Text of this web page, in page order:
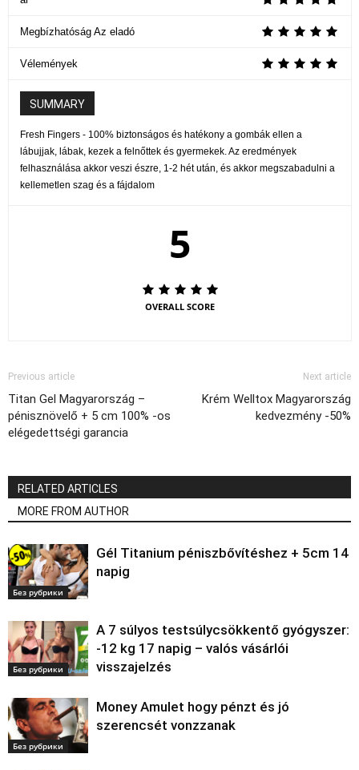
Megbízhatóság Az eladó
Vélemények
SUMMARY
Fresh Fingers - 100% biztonságos és hatékony a gombák ellen a
lábujjak, lábak, kezek a felnőttek és gyermekek. Az eredmények
felhasználása akkor veszi észre, 1-2 hét után, és akkor megszabadulni a
kellemetlen szag és a fájdalom
5
OVERALL SCORE
Previous article
Titan Gel Magyarország –
pénisznövelő + 5 cm 100% -os
elégedettségi garancia
Next article
Krém Welltox Magyarország
kedvezmény -50%
RELATED ARTICLES
MORE FROM AUTHOR
Без рубрики
Gél Titanium péniszbővítéshez + 5cm 14
napig
Без рубрики
A 7 súlyos testsúlycsökkentő gyógyszer:
-12 kg 17 napig – valós vásárlói
visszajelzés
Без рубрики
Money Amulet hogy pénzt és jó
szerencsét vonzzanak